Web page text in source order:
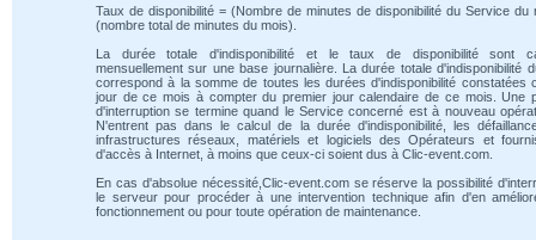
Taux de disponibilité = (Nombre de minutes de disponibilité du Service du
(nombre total de minutes du mois).
La durée totale d'indisponibilité et le taux de disponibilité sont
mensuellement sur une base journalière. La durée totale d'indisponibilité
correspond à la somme de toutes les durées d'indisponibilité constatées
jour de ce mois à compter du premier jour calendaire de ce mois. Une
d'interruption se termine quand le Service concerné est à nouveau
N'entrent pas dans le calcul de la durée d'indisponibilité, les
infrastructures réseaux, matériels et logiciels des Opérateurs et
d'accès à Internet, à moins que ceux-ci soient dus à Clic-event.com.
En cas d'absolue nécessité,Clic-event.com se réserve la possibilité
le serveur pour procéder à une intervention technique afin d'en
fonctionnement ou pour toute opération de maintenance.